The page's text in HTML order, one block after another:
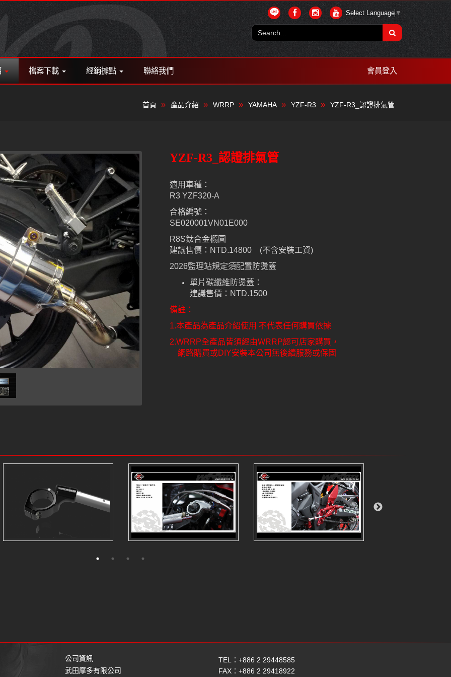
Select Language ▼
檔案下載 經銷據點 聯絡我們 會員登入
首頁 產品介紹 WRRP YAMAHA YZF-R3 YZF-R3_認證排氣管
YZF-R3_認證排氣管
適用車種：
R3 YZF320-A
合格編號：
SE020001VN01E000
R8S鈦合金橢圓
建議售價：NTD.14800 (不含安裝工資)
2026監理站規定須配置防燙蓋
單片碳纖維防燙蓋：
建議售價：NTD.1500
備註：
1.本產品為產品介紹使用 不代表任何購買依據
2.WRRP全產品皆須經由WRRP認可店家購買，
網路購買或DIY安裝本公司無後續服務或保固
公司資訊
武田摩多有限公司
TEL：+886 2 29448585
FAX：+886 2 29418922